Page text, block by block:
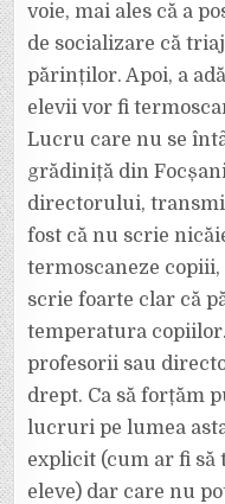
voie, mai ales că a
de socializare că
părinților. Apoi, a
elevii vor fi
Lucru care nu se
grădiniță din
directorului,
fost că nu scrie
termoscaneze
scrie foarte clar că
temperatura
profesorii sau
drept. Ca să forțăm
lucruri pe lumea
explicit (cum ar fi să
eleve) dar care nu